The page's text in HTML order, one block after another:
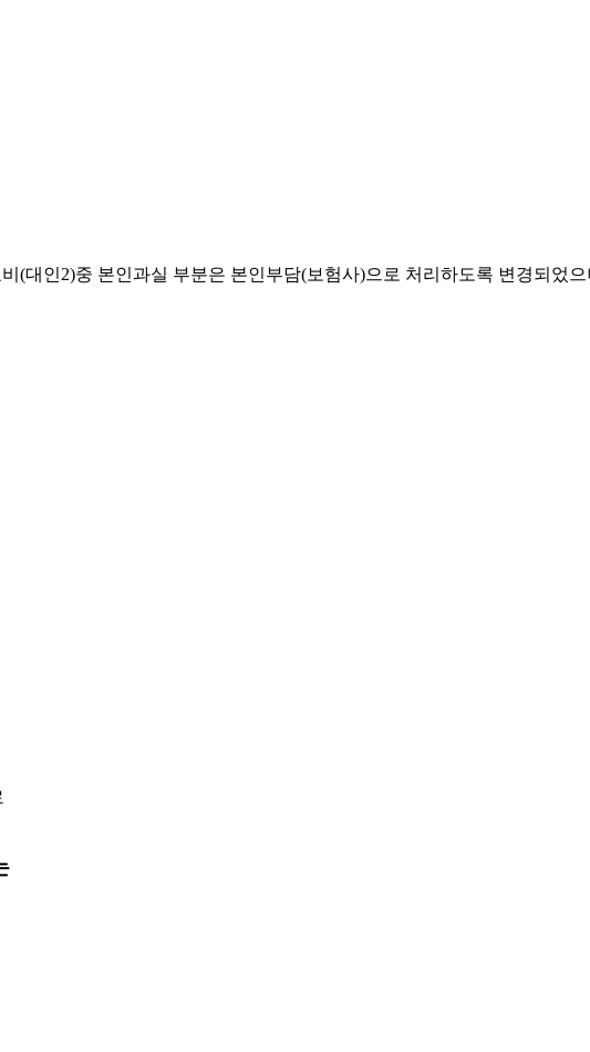
(대인2)중 본인과실 부분은 본인부담(보험사)으로 처리하도록 변경되었